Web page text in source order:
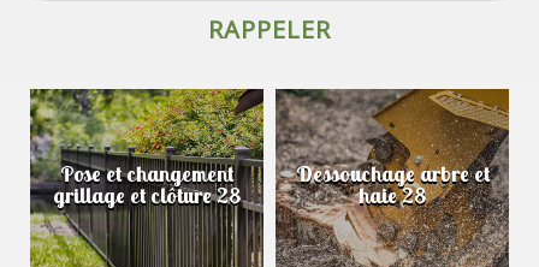
Pose et changement
grillage et clôture 28
Dessouchage arbre et
haie 28